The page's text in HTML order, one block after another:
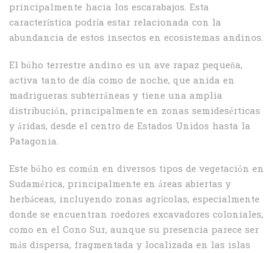
principalmente hacia los escarabajos. Esta
característica podría estar relacionada con la
abundancia de estos insectos en ecosistemas andinos.
El búho terrestre andino es un ave rapaz pequeña,
activa tanto de día como de noche, que anida en
madrigueras subterráneas y tiene una amplia
distribución, principalmente en zonas semidesérticas
y áridas, desde el centro de Estados Unidos hasta la
Patagonia.
Este búho es común en diversos tipos de vegetación en
Sudamérica, principalmente en áreas abiertas y
herbáceas, incluyendo zonas agrícolas, especialmente
donde se encuentran roedores excavadores coloniales,
como en el Cono Sur, aunque su presencia parece ser
más dispersa, fragmentada y localizada en las islas